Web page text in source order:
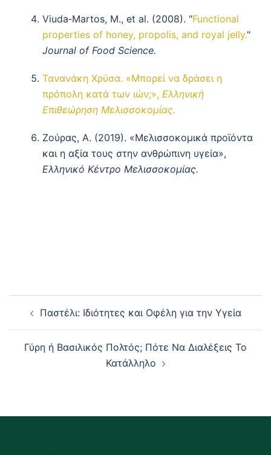
Viuda‐Martos, M., et al. (2008). "Functional
properties of honey, propolis, and royal jelly."
Journal of Food Science.
Τανανάκη Χρύσα. «Μπορεί να δράσει η
πρόπολη κατά των ιών;», Ελληνική
Επιθεώρηση Μελισσοκομίας.
Ζούρας, Α. (2019). «Μελισσοκομικά προϊόντα
και η αξία τους στην ανθρώπινη υγεία»,
Ελληνικό Κέντρο Μελισσοκομίας.
navigation
Παστέλι: Ιδιότητες και Οφέλη για την Υγεία
Γύρη ή Βασιλικός Πολτός; Πότε Να Διαλέξεις Το
Κατάλληλο